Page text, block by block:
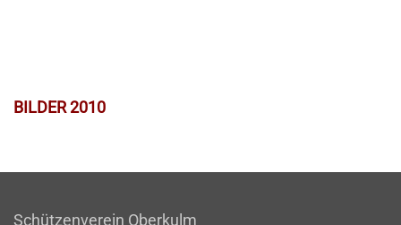
BILDER 2010
Schützenverein Oberkulm